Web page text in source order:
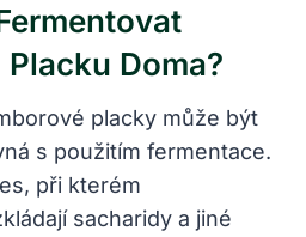
Doma?
placky může být
s použitím fermentace.
při kterém
sacharidy a jiné